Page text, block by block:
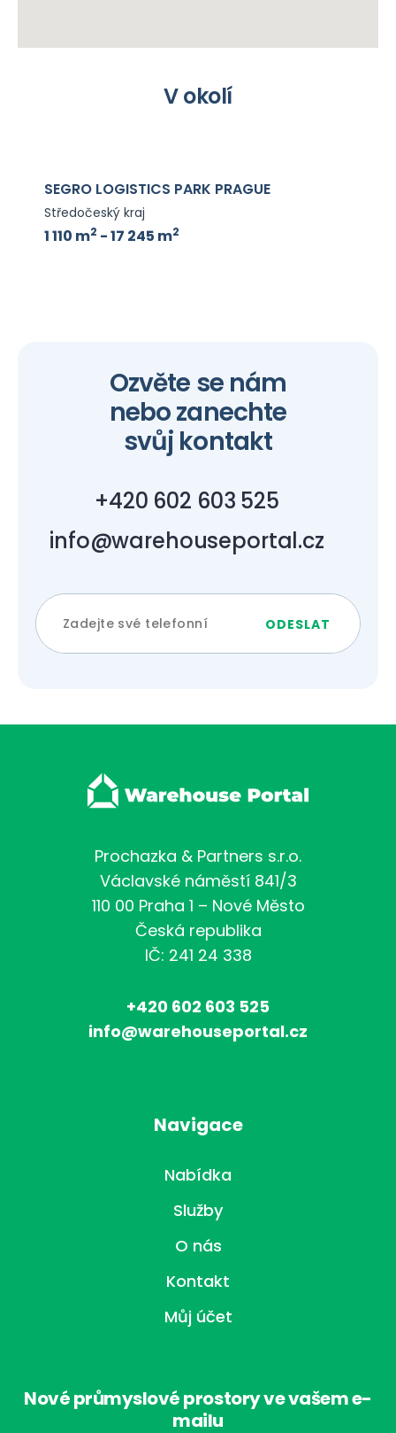
V okolí
PROLOGIS PARK PRAGUE RUDNÁ
Středočeský kraj
1 828 m2 - 7 834 m
Ozvěte se nám
nebo zanechte
svůj kontakt
+420 602 603 525
info@warehouseportal.cz
Prochazka & Partners s.r.o.
Václavské náměstí 841/3
110 00 Praha 1 – Nové Město
Česká republika
IČ: 241 24 338
+420 602 603 525
info@warehouseportal.cz
Navigace
Nabídka
Služby
O nás
Kontakt
Můj účet
Nové průmyslové prostory ve vašem e-
mailu